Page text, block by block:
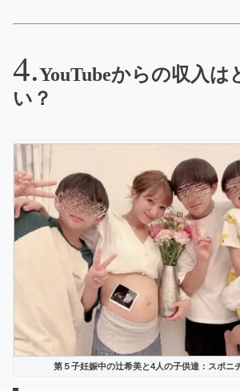
YouTubeからの収入は
い？
第５子妊娠中の辻希美と4人の子供達：スポニ